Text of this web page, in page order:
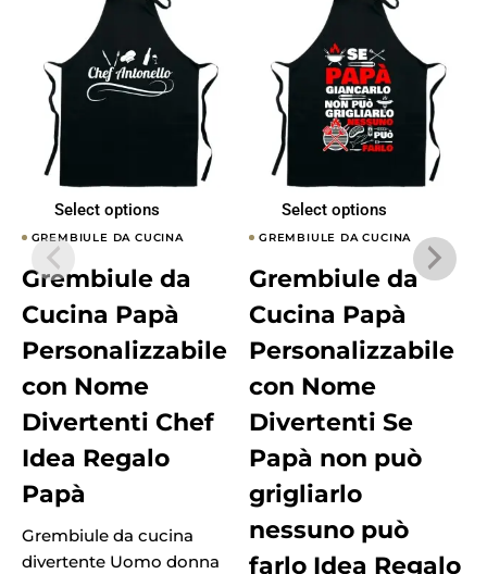
Select options
GREMBIULE DA CUCINA
Grembiule da
Cucina Papà
Personalizzabile
con Nome
Divertenti Chef
Idea Regalo
Papà
Grembiule da cucina
divertente Uomo donna
Select options
GREMBIULE DA CUCINA
Grembiule da
Cucina Papà
Personalizzabile
con Nome
Divertenti Se
Papà non può
grigliarlo
nessuno può
farlo Idea Regalo